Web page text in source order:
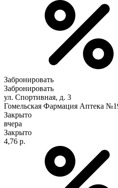
Забронировать
Забронировать
ул. Спортивная, д. 3
Гомельская Фармация Аптека
Закрыто
вчера
Закрыто
4,76 р.